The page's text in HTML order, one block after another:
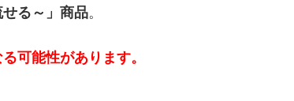
せる～」商品。
可能性があります。